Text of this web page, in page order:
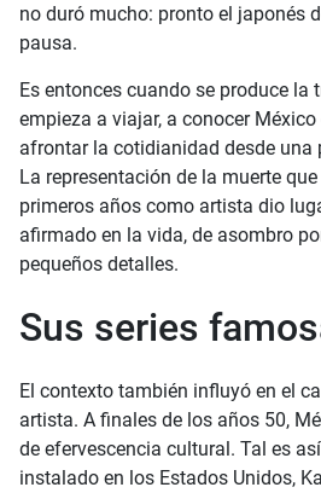
no duró mucho: pronto el japonés
pausa.
Es entonces cuando se produce la
empieza a viajar, a conocer
afrontar la cotidianidad desde
La representación de la muerte
primeros años como artista dio
afirmado en la vida, de asombro
pequeños detalles.
Sus series
El contexto también influyó en el
artista. A finales de los años 50,
de efervescencia cultural. Tal es
instalado en los Estados Unidos,